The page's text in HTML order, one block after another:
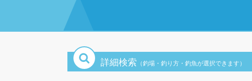
詳細検索 （釣場・釣り方・釣魚が選択できます）